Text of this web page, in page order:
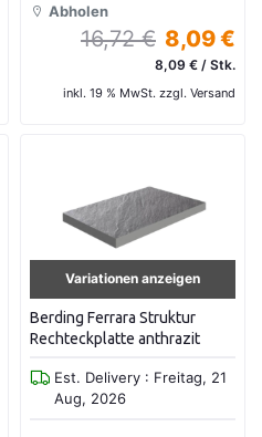
Abholen
16,72 € 8,09 €
8,09 € / Stk.
inkl. 19 % MwSt. zzgl. Versand
Variationen anzeigen
Berding Ferrara Struktur
Rechteckplatte anthrazit
Est. Delivery : Freitag, 21
Aug, 2026